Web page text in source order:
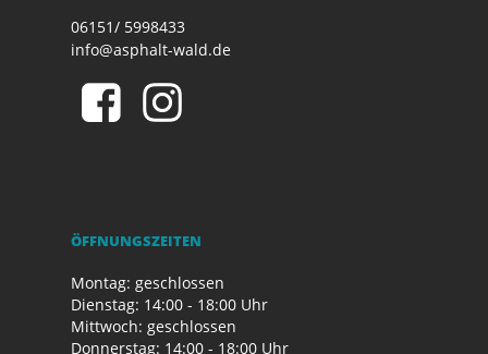
06151/ 5998433
info@asphalt-wald.de
ÖFFNUNGSZEITEN
Montag: geschlossen
Dienstag: 14:00 - 18:00 Uhr
Mittwoch: geschlossen
Donnerstag: 14:00 - 18:00 Uhr